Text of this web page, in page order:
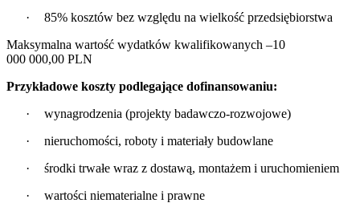
·
85% kosztów bez względu na wielkość przedsiębiorstwa
Maksymalna wartość wydatków kwalifikowanych –10
000 000,00 PLN
Przykładowe koszty podlegające dofinansowaniu:
·
wynagrodzenia (projekty badawczo-rozwojowe)
·
nieruchomości, roboty i materiały budowlane
·
środki trwałe wraz z dostawą, montażem i uruchomieniem
·
wartości niematerialne i prawne